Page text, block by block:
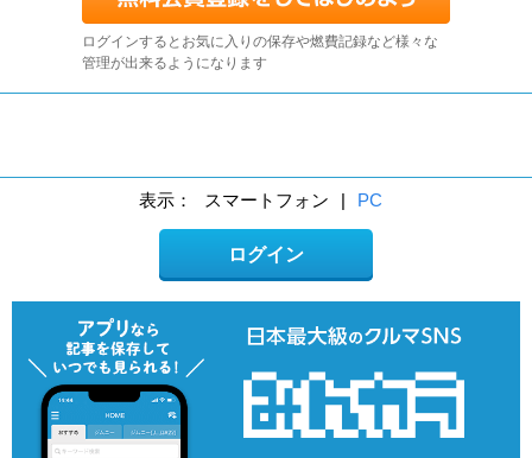
ログインするとお気に入りの保存や燃費記録など様々な
管理が出来るようになります
表示： スマートフォン | PC
ログイン